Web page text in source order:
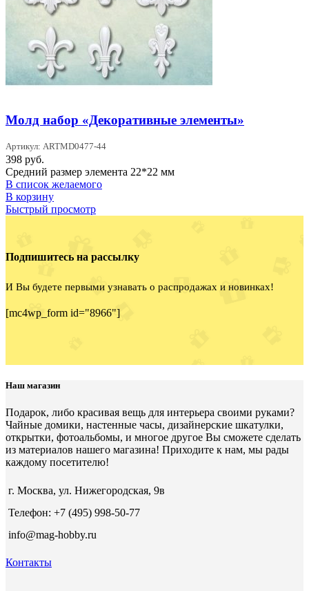
Молд набор «Декоративные элементы»
Артикул: ARTMD0477-44
398 руб.
Средний размер элемента 22*22 мм
В список желаемого
В корзину
Быстрый просмотр
Подпишитесь на рассылку
И Вы будете первыми узнавать о распродажах и новинках!
[mc4wp_form id="8966"]
Наш магазин
Подарок, либо красивая вещь для интерьера своими руками?
Чайные домики, настенные часы, дизайнерские шкатулки,
открытки, фотоальбомы, и многое другое Вы сможете сделать
из материалов нашего магазина! Приходите к нам, мы рады
каждому посетителю!
г. Москва, ул. Нижегородская, 9в
Телефон: +7 (495) 998-50-77
info@mag-hobby.ru
Контакты